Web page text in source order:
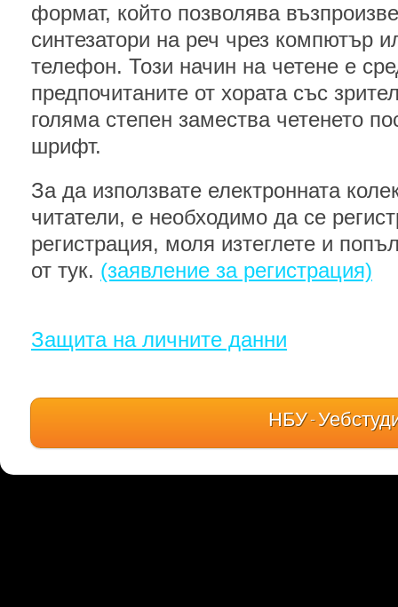
формат, който позволява
синтезатори на реч чрез компютър
телефон. Този начин на четене е
предпочитаните от хората със
голяма степен замества четенето
шрифт.
За да използвате електронната
читатели, е необходимо да се
регистрация, моля изтеглете и
от тук. (заявление за регистрация)
Защита на личните данни
НБУ -